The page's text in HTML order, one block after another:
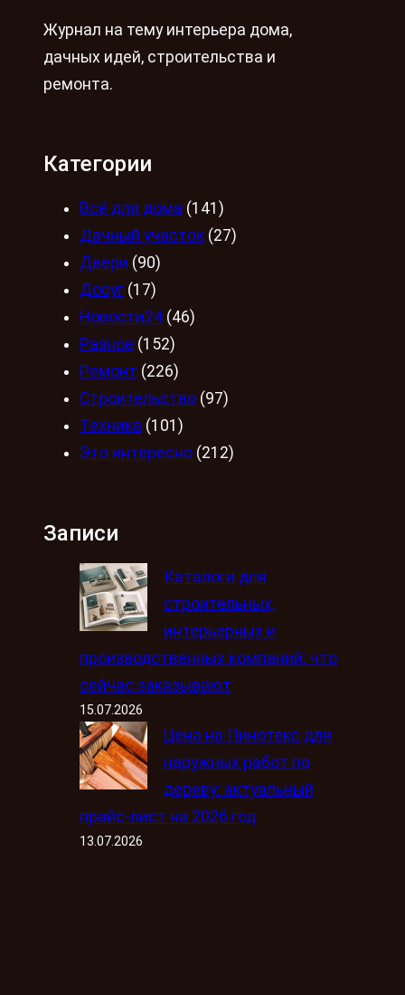
Журнал на тему интерьера дома,
дачных идей, строительства и
ремонта.
Категории
Всё для дома (141)
Дачный участок (27)
Двери (90)
Досуг (17)
Новости24 (46)
Разное (152)
Ремонт (226)
Строительство (97)
Техника (101)
Это интересно (212)
Записи
Каталоги для
строительных,
интерьерных и
производственных компаний: что
сейчас заказывают
15.07.2026
Цена на Пинотекс для
наружных работ по
дереву: актуальный
прайс-лист на 2026 год
13.07.2026